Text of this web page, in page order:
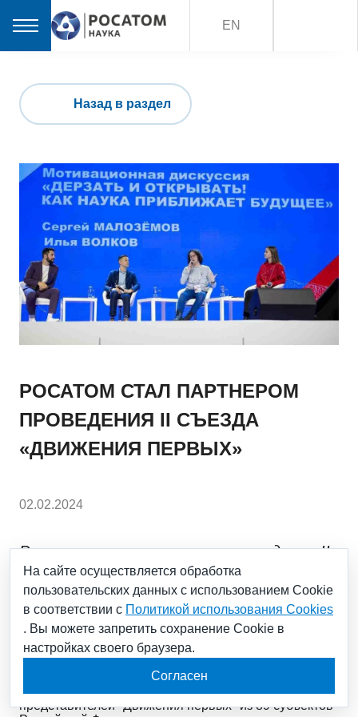
EN
Назад в раздел
РОСАТОМ СТАЛ ПАРТНЕРОМ
ПРОВЕДЕНИЯ II СЪЕЗДА
«ДВИЖЕНИЯ ПЕРВЫХ»
02.02.2024
Росатом стал партнером проведения II
съезда «Движения первых», который
завершился 2 февраля в Москве, на
площадке Международной выставки-
форума «Россия» на ВДНХ
Участниками мероприятия стали более 3 тыс.
представителей "Движения первых" из 89 субъектов
На сайте осуществляется обработка
пользовательских данных с использованием Cookie
в соответствии с Политикой использования Cookies
. Вы можете запретить сохранение Cookie в
настройках своего браузера.
Согласен